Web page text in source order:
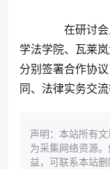
在研讨会
学法学院、瓦莱
分别签署合作协
同、法律实务交
声明：本站所有
为采集网络资源
益，可联系本站删